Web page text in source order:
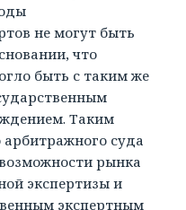
не могут быть
что
быть с таким же
Таким
суда
рынка
экспертизы и
экспертным